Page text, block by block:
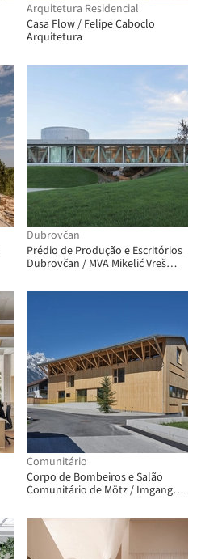
Arquitetura Residencial
Casa Flow / Felipe Caboclo
Arquitetura
Dubrovčan
Prédio de Produção e Escritórios
Dubrovčan / MVA Mikelić Vreš
Comunitário
Corpo de Bombeiros e Salão
Comunitário de Mötz / Imgang